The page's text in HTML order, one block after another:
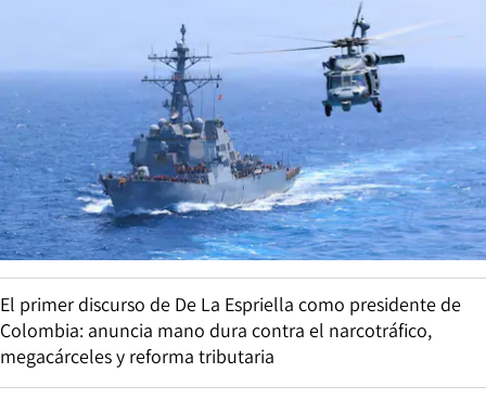
El primer discurso de De La Espriella como presidente de
Colombia: anuncia mano dura contra el narcotráfico,
megacárceles y reforma tributaria